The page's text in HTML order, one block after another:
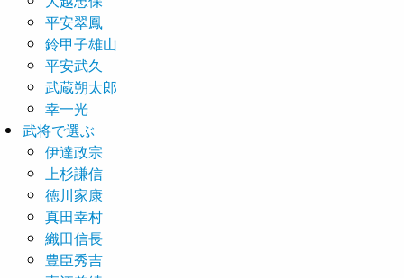
平安翠鳳
鈴甲子雄山
平安武久
武蔵朔太郎
幸一光
武将で選ぶ
伊達政宗
上杉謙信
徳川家康
真田幸村
織田信長
豊臣秀吉